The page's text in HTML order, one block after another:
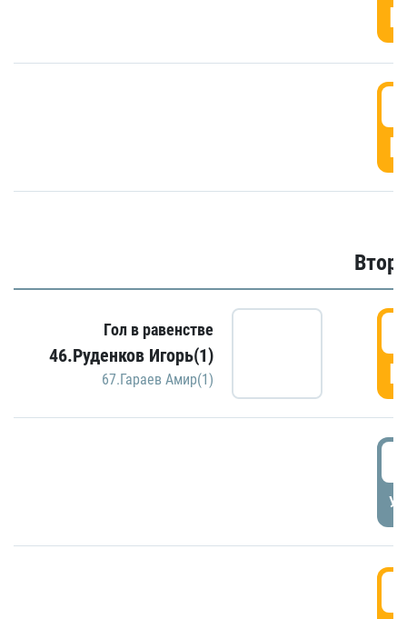
Гол в равенстве
46.Руденков Игорь(1)
67.Гараев Амир(1)